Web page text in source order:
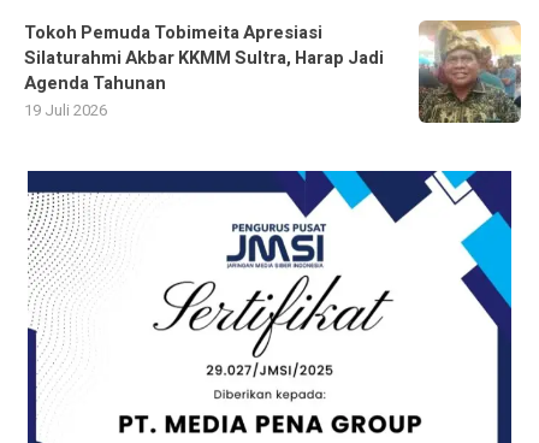
Tokoh Pemuda Tobimeita Apresiasi
Silaturahmi Akbar KKMM Sultra, Harap Jadi
Agenda Tahunan
19 Juli 2026